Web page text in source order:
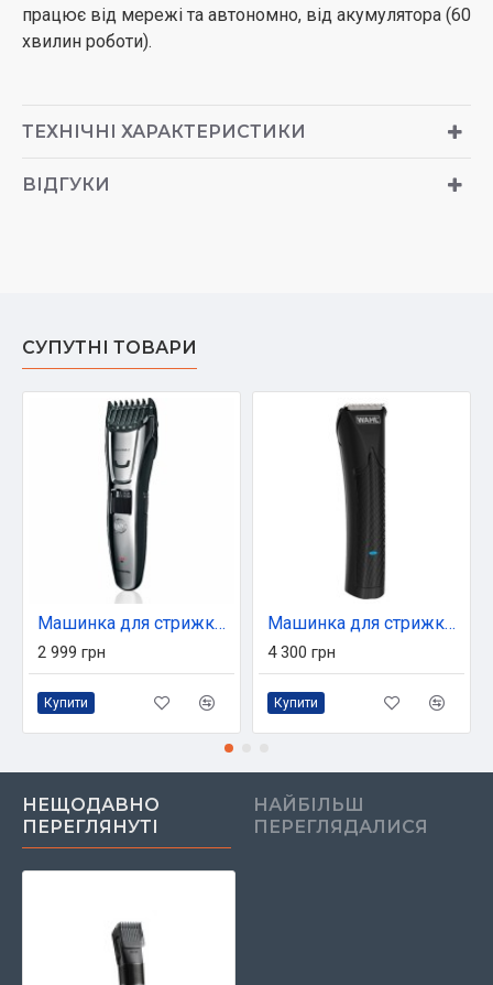
працює від мережі та автономно, від акумулятора (60
хвилин роботи).
ТЕХНІЧНІ ХАРАКТЕРИСТИКИ
ВІДГУКИ
СУПУТНІ ТОВАРИ
Машинка для стрижки Panasonic ER-GB 80 (ER-GB80-S520)
2 999 грн
Купити
Машинка для стрижки Moser 1661.0465
4 300 грн
Купити
НЕЩОДАВНО
ПЕРЕГЛЯНУТІ
НАЙБІЛЬШ
ПЕРЕГЛЯДАЛИСЯ